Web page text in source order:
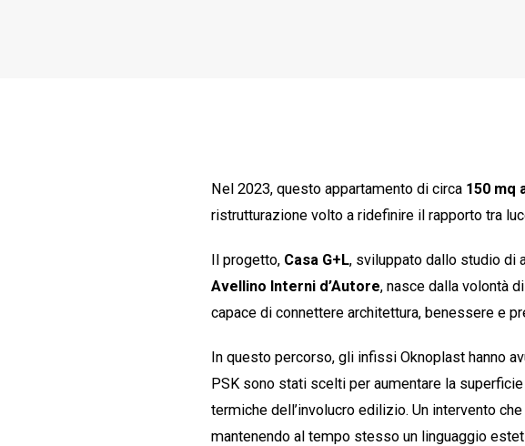
Nel 2023, questo appartamento di circa 150 mq
ristrutturazione volto a ridefinire il rapporto tra
Il progetto, Casa G+L, sviluppato dallo studio di
Avellino Interni d’Autore, nasce dalla volontà
capace di connettere architettura, benessere e
In questo percorso, gli infissi Oknoplast hanno
PSK sono stati scelti per aumentare la
termiche dell’involucro edilizio. Un intervento
mantenendo al tempo stesso un linguaggio